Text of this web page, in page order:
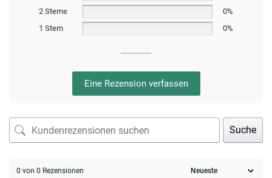
2 Sterne
0%
1 Stern
0%
Eine Rezension verfassen
Suche
0 von 0 Rezensionen